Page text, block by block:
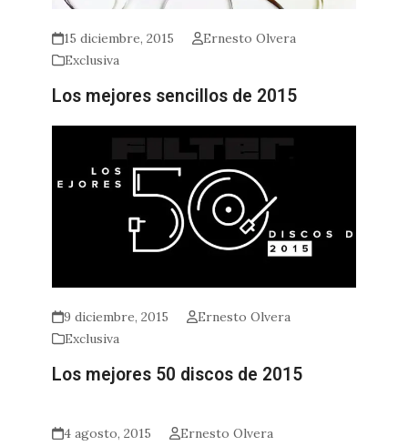
15 diciembre, 2015
Ernesto Olvera
Exclusiva
Los mejores sencillos de 2015
9 diciembre, 2015
Ernesto Olvera
Exclusiva
Los mejores 50 discos de 2015
4 agosto, 2015
Ernesto Olvera